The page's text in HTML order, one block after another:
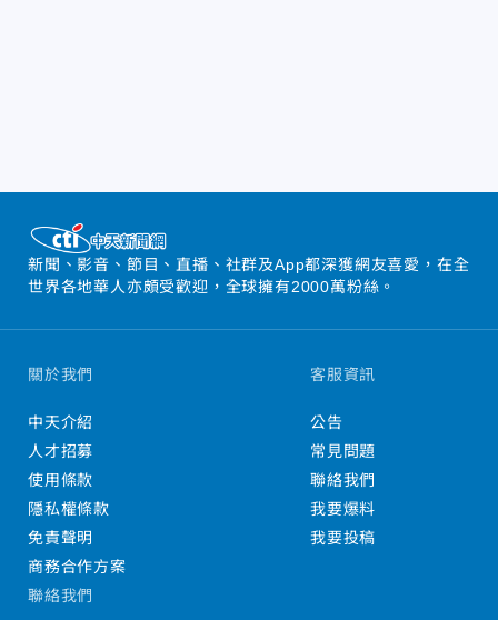
新聞、影音、節目、直播、社群及App都深獲網友喜愛，在全
世界各地華人亦頗受歡迎，全球擁有2000萬粉絲。
關於我們
中天介紹
人才招募
使用條款
隱私權條款
免責聲明
商務合作方案
客服資訊
公告
常見問題
聯絡我們
我要爆料
我要投稿
聯絡我們